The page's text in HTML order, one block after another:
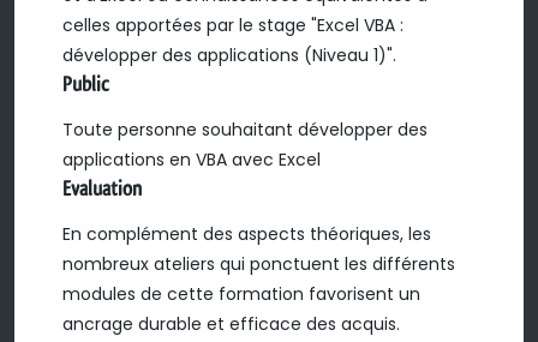
celles apportées par le stage "Excel VBA :
développer des applications (Niveau 1)".
Public
Toute personne souhaitant développer des
applications en VBA avec Excel
Evaluation
En complément des aspects théoriques, les
nombreux ateliers qui ponctuent les différents
modules de cette formation favorisent un
ancrage durable et efficace des acquis.